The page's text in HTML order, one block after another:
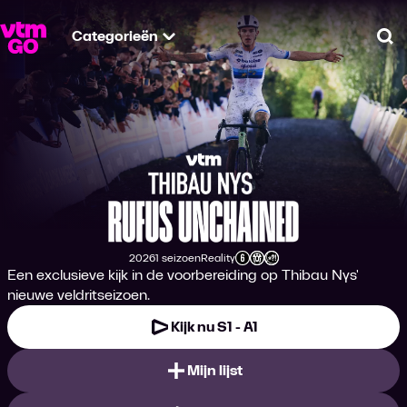
Categorieën
Thibau Nys -
Productiejaar
20261 seizoen
Genre
Reality
Leeftijdsclassificatie
Een exclusieve kijk in de voorbereiding op Thibau Nys'
nieuwe veldritseizoen.
Kijk nu S1 - A1
Mijn lijst